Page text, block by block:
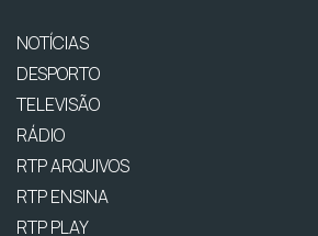
NOTÍCIAS
DESPORTO
TELEVISÃO
RÁDIO
RTP ARQUIVOS
RTP ENSINA
RTP PLAY